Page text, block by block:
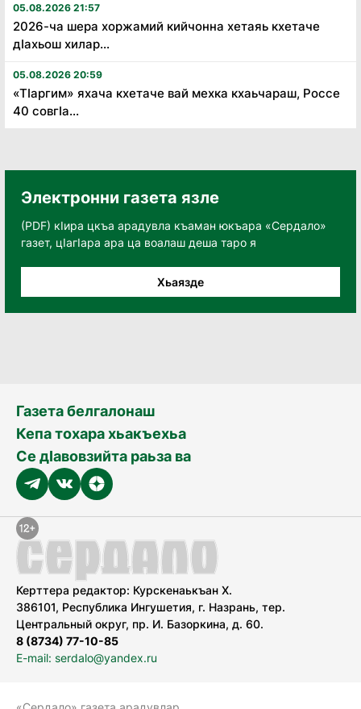
05.08.2026 21:57
2026-ча шера хоржамий кийчонна хетаяь кхетаче
дӏахьош хилар...
05.08.2026 20:59
«Тӏаргим» яхача кхетаче вай мехка кхаьчараш, Россе
40 совгӏа...
Электронни газета язле
(PDF) кӀира цкъа арадувла къаман юкъара «Сердало»
газет, цӀагӀара ара ца воалаш деша таро я
Хьаязде
Газета белгалонаш
Кепа тохара хьакъехьа
Се дӀавовзийта раьза ва
Керттера редактор: Курскенаькъан Х.
386101, Республика Ингушетия, г. Назрань, тер.
Центральный округ, пр. И. Базоркина, д. 60.
8 (8734) 77-10-85
E-mail: serdalo@yandex.ru